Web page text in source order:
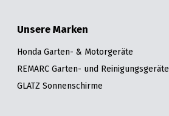
Unsere Marken
Honda Garten- & Motorgeräte
REMARC Garten- und Reinigungsgeräte
GLATZ Sonnenschirme